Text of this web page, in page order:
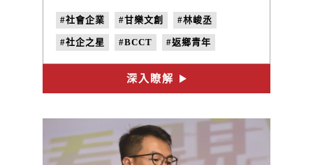
發揮正向的影響力！
#社會企業 #甘樂文創 #林峻丞
#社企之星 #BCCT #返鄉青年
#地方創生
深入瞭解